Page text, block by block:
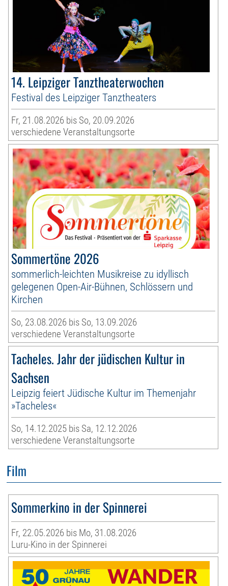
14. Leipziger Tanztheaterwochen
Festival des Leipziger Tanztheaters
Fr, 21.08.2026 bis So, 20.09.2026
verschiedene Veranstaltungsorte
Sommertöne 2026
sommerlich-leichten Musikreise zu idyllisch
gelegenen Open-Air-Bühnen, Schlössern und
Kirchen
So, 23.08.2026 bis So, 13.09.2026
verschiedene Veranstaltungsorte
Tacheles. Jahr der jüdischen Kultur in
Sachsen
Leipzig feiert Jüdische Kultur im Themenjahr
»Tacheles«
So, 14.12.2025 bis Sa, 12.12.2026
verschiedene Veranstaltungsorte
Film
Sommerkino in der Spinnerei
Fr, 22.05.2026 bis Mo, 31.08.2026
Luru-Kino in der Spinnerei